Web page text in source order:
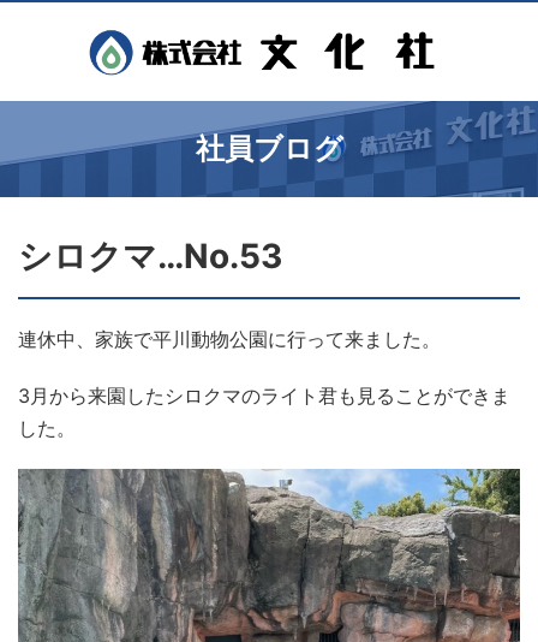
社員ブログ
シロクマ…No.53
連休中、家族で平川動物公園に行って来ました。
3月から来園したシロクマのライト君も見ることができま
した。